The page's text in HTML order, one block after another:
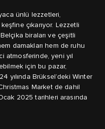
ünlü lezzetleri,
çıkarıyor. Lezzetli
biraları ve çeşitli
damakları hem de ruhu
atmosferinde, yeni yıl
için bu pazar,
yılında Brüksel’deki Winter
Market de dahil
2025 tarihleri arasında